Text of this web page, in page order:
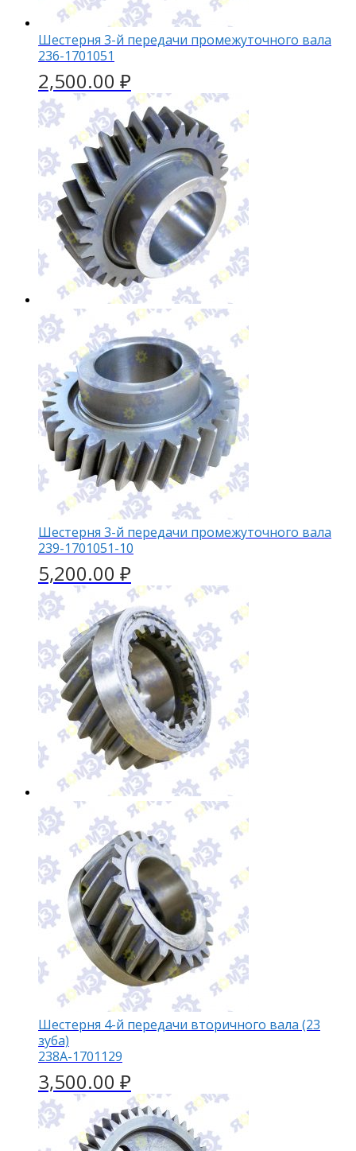
Шестерня 3-й передачи промежуточного вала
236-1701051
2,500.00 ₽
Шестерня 3-й передачи промежуточного вала
239-1701051-10
5,200.00 ₽
Шестерня 4-й передачи вторичного вала (23
зуба)
238А-1701129
3,500.00 ₽